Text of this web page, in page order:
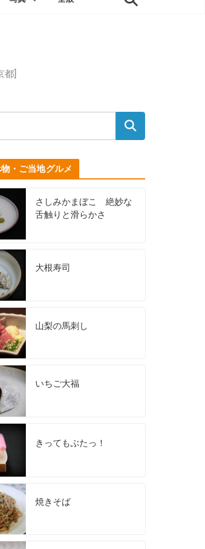
都]
・ご当地グルメ
さしみかまぼこ 絶妙な
舌触りと滑らかさ
大根寿司
山梨の馬刺し
いちご大福
きってもぶたっ！
焼きそば